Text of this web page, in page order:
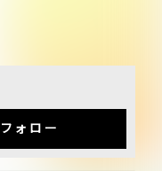
ォロー